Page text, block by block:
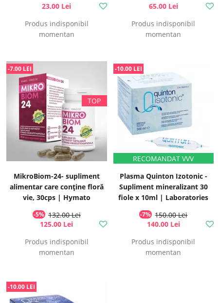
23.00 Lei
Produs indisponibil
momentan
65.00 Lei
Produs indisponibil
momentan
MikroBiom-24- supliment
alimentar care conține floră
vie, 30cps | Hymato
-5% 132.00 Lei
-7.00 LEI
125.00 Lei
Produs indisponibil
momentan
Plasma Quinton Izotonic -
Supliment mineralizant 30
fiole x 10ml | Laboratories
Quinton
-7% 150.00 Lei
-10.00 LEI
140.00 Lei
Produs indisponibil
momentan
-10.00 LEI